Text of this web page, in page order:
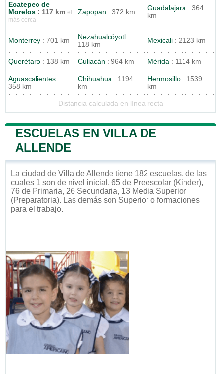
Ecatepec de
Morelos : 117 km el
más cerca
Zapopan : 372 km
Guadalajara : 364
km
Monterrey : 701 km Nezahualcóyotl :
118 km
Mexicali : 2123 km
Querétaro : 138 km Culiacán : 964 km Mérida : 1114 km
Aguascalientes :
358 km
Chihuahua : 1194
km
Hermosillo : 1539
km
Distancia calculada en línea recta
ESCUELAS EN VILLA DE
ALLENDE
La ciudad de Villa de Allende tiene 182 escuelas, de las
cuales 1 son de nivel inicial, 65 de Preescolar (Kinder),
76 de Primaria, 26 Secundaria, 13 Media Superior
(Preparatoria). Las demás son Superior o formaciones
para el trabajo.